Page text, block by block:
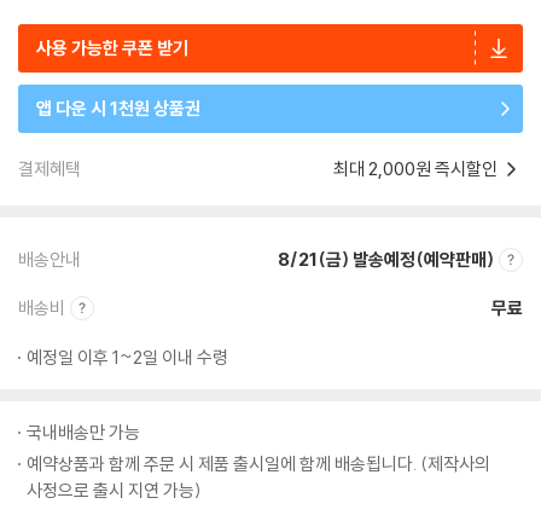
사용 가능한 쿠폰 받기
앱 다운 시 1천원 상품권
결제혜택 최대 2,000원 즉시할인
배송안내 8/21(금) 발송예정(예약판매)
배송비 무료
예정일 이후 1~2일 이내 수령
국내배송만 가능
예약상품과 함께 주문 시 제품 출시일에 함께 배송됩니다. (제작사의
사정으로 출시 지연 가능)